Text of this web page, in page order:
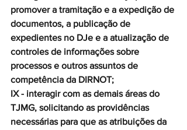
promover a tramitação e a expedição de
documentos, a publicação de
expedientes no DJe e a atualização de
controles de informações sobre
processos e outros assuntos de
competência da DIRNOT;
IX - interagir com as demais áreas do
TJMG, solicitando as providências
necessárias para que as atribuições da